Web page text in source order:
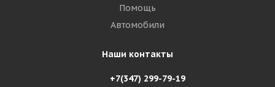
Помощь
Автомобили
Наши контакты
+7(347) 299-79-19